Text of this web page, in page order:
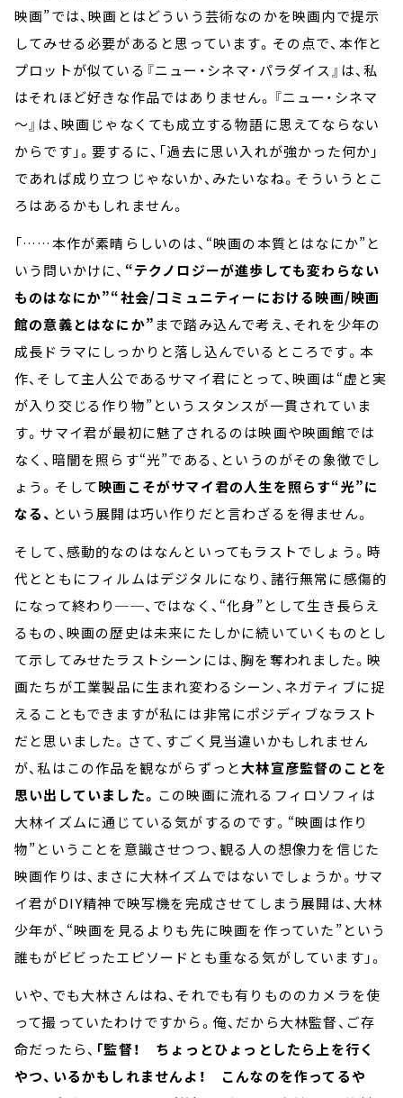
映画”では、映画とはどういう芸術なのかを映画内で提示
してみせる必要があると思っています。その点で、本作と
プロットが似ている『ニュー・シネマ・パラダイス』は、私
はそれほど好きな作品ではありません。『ニュー・シネマ
～』は、映画じゃなくても成立する物語に思えてならない
からです」。要するに、「過去に思い入れが強かった何か」
であれば成り立つじゃないか、みたいなね。そういうとこ
ろはあるかもしれません。
「……本作が素晴らしいのは、“映画の本質とはなにか”と
いう問いかけに、 “テクノロジーが進歩しても変わらない
ものはなにか”“社会/コミュニティーにおける映画/映画
館の意義とはなにか” まで踏み込んで考え、それを少年の
成長ドラマにしっかりと落し込んでいるところです。本
作、そして主人公であるサマイ君にとって、映画は“虚と実
が入り交じる作り物”というスタンスが一貫されていま
す。サマイ君が最初に魅了されるのは映画や映画館では
なく、暗闇を照らす“光”である、というのがその象徴でし
ょう。そして映画こそがサマイ君の人生を照らす“光”に
なる、 という展開は巧い作りだと言わざるを得ません。
そして、感動的なのはなんといってもラストでしょう。時
代とともにフィルムはデジタルになり、諸行無常に感傷的
になって終わり──、ではなく、“化身”として生き長らえ
るもの、映画の歴史は未来にたしかに続いていくものとし
て示してみせたラストシーンには、胸を奪われました。映
画たちが工業製品に生まれ変わるシーン、ネガティブに捉
えることもできますが私には非常にポジディブなラスト
だと思いました。さて、すごく見当違いかもしれません
が、私はこの作品を観ながらずっと大林宣彦監督のことを
思い出していました。 この映画に流れるフィロソフィは
大林イズムに通じている気がするのです。“映画は作り
物”ということを意識させつつ、観る人の想像力を信じた
映画作りは、まさに大林イズムではないでしょうか。サマ
イ君がDIY精神で映写機を完成させてしまう展開は、大林
少年が、“映画を見るよりも先に映画を作っていた”という
誰もがビビったエピソードとも重なる気がしています」。
いや、でも大林さんはね、それでも有りもののカメラを使
って撮っていたわけですから。俺、だから大林監督、ご存
命だったら、 「監督！ ちょっとひょっとしたら上を行く
やつ、いるかもしれませんよ！ こんなのを作ってるや